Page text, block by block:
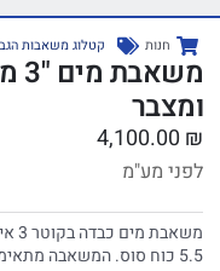
חנות קטלוג משאבות
ומצבר
4,100.00 ₪
לפני מע"מ
5.5 כוח סוס. המשאבה